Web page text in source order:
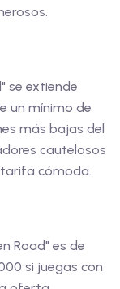
se extiende
un mínimo de
más bajas del
cautelosos
cómoda.
Road" es de
si juegas con